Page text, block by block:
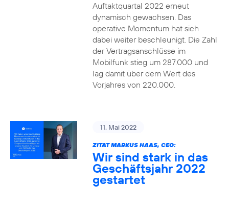
Auftaktquartal 2022 erneut
dynamisch gewachsen. Das
operative Momentum hat sich
dabei weiter beschleunigt. Die Zahl
der Vertragsanschlüsse im
Mobilfunk stieg um 287.000 und
lag damit über dem Wert des
Vorjahres von 220.000.
11. Mai 2022
ZITAT MARKUS HAAS, CEO:
Wir sind stark in das
Geschäftsjahr 2022
gestartet